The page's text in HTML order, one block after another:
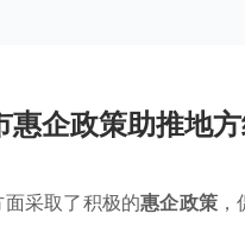
惠企政策助推地
采取了积极的惠企政策